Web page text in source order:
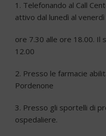
1. Telefonando al Call
attivo dal lunedì al venerdì
ore 7.30 alle ore 18.00. Il
12.00
2. Presso le farmacie
Pordenone
3. Presso gli sportelli di
ospedaliere.